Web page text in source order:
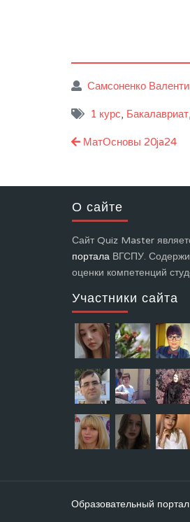
Самсоненко
1 курс, Бакалавриат,
Навигация
записям
МатОсновы 20ja24
О сайте
Сайт Quiz Master
портала ВГСПУ.
оценки компетенций
Участники сайта
Образовательный портал